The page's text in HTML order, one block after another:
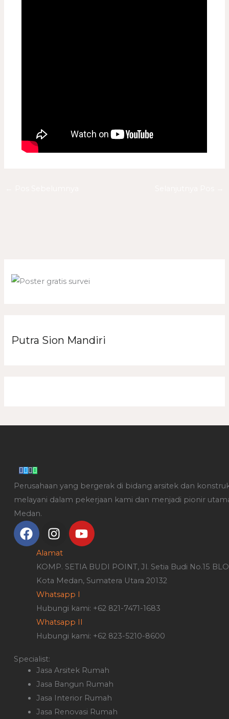
Putra Sion Mandiri
Perusahaan yang bergerak di bidang arsitek dan
melayani dalam pekerjaan kami dan menjadi pionir
Medan.
F
a
I
n
s
t
a
g
r
a
m
Y
o
t
u
e
Alamat
KOMP. SETIA BUDI POINT, Jl. Setia Budi No.15
Kota Medan, Sumatera Utara 20132
Whatsapp I
Hubungi kami: +62 821-7471-1683
Whatsapp II
Hubungi kami: +62 823-5210-8600
Specialist:
Jasa Arsitek Rumah
Jasa Bangun Rumah
Jasa Interior Rumah
Jasa Renovasi Rumah